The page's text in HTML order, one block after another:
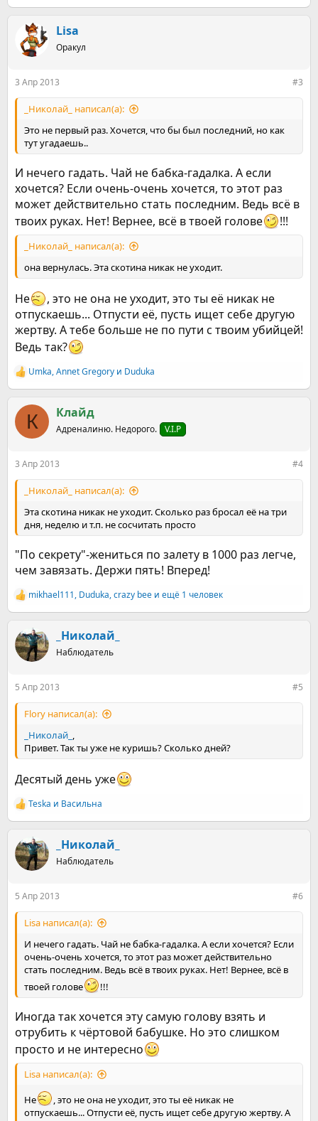
Lisa
Оракул
3 Апр 2013 #3
_Николай_ написал(а):
Это не первый раз. Хочется, что бы был последний, но как
тут угадаешь..
И нечего гадать. Чай не бабка-гадалка. А если
хочется? Если очень-очень хочется, то этот раз
может действительно стать последним. Ведь всё в
твоих руках. Нет! Вернее, всё в твоей голове
!!!
_Николай_ написал(а):
она вернулась. Эта скотина никак не уходит.
Не
, это не она не уходит, это ты её никак не
отпускаешь... Отпусти её, пусть ищет себе другую
жертву. А тебе больше не по пути с твоим убийцей!
Ведь так?
Р
е
к
ц
и
Umka,Annet Gregory и Duduka
К Клайд
Адреналиню. Недорого. V.I.P
3 Апр 2013 #4
_Николай_ написал(а):
Эта скотина никак не уходит. Сколько раз бросал её на три
дня, неделю и т.п. не сосчитать просто
"По секрету"-жениться по залету в 1000 раз легче,
чем завязать. Держи пять! Вперед!
Р
е
к
ц
и
mikhael111, Duduka,crazy bee и ещё 1 человек
_Николай_
Наблюдатель
5 Апр 2013 #5
Flory написал(а):
_Николай_ ,
Привет. Так ты уже не куришь? Сколько дней?
Десятый день уже
Р
е
к
ц
и
Teska и Васильна
_Николай_
Наблюдатель
5 Апр 2013 #6
Lisa написал(а):
И нечего гадать. Чай не бабка-гадалка. А если хочется? Если
очень-очень хочется, то этот раз может действительно
стать последним. Ведь всё в твоих руках. Нет! Вернее, всё в
твоей голове
!!!
Иногда так хочется эту самую голову взять и
отрубить к чёртовой бабушке. Но это слишком
просто и не интересно
Lisa написал(а):
Не
, это не она не уходит, это ты её никак не
отпускаешь... Отпусти её, пусть ищет себе другую жертву. А